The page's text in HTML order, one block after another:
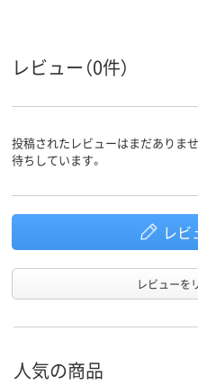
カラーグ
ループ
ブラウン系
レビュー（0件）
投稿されたレビューはまだありま
待ちしています。
レビ
レビューを
人気の商品